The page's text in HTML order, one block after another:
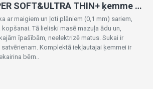
Matu suka SUPER SOFT&ULTRA THIN+ ķemme 569/05 beige
ar maigiem un ļoti plāniem (0,1 mm) sariem,
Tā lieliski masē mazuļa ādu un,
īpašībām, neelektrizē matus. Sukai ir
Komplektā iekļautajai ķemmei ir
bērn..